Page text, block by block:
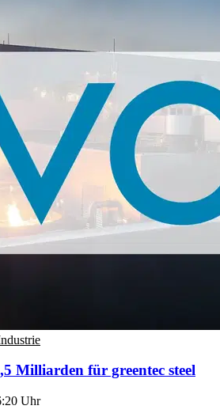
Milliarden für greentec steel
Uhr